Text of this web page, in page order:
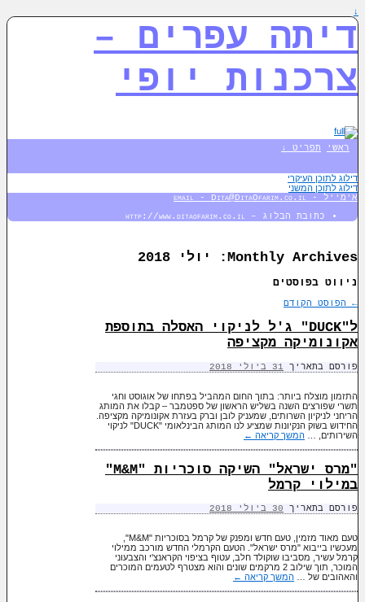
↓
דיתה עפרים –
צרכנות יופי
ראשי תפריט ↓
דילוג לתוכן העיקרי
דילוג לתוכן המשני
אימייל - email - Dita@DitaOfarim.co.il
כתובת הבלוג – http://www.ditaofarim.co.il
Monthly Archives: יולי 2018
ניווט בפוסטים
← הפוסט הקודם
ל"DUCK" ג'ל לניקוי האסלה בתוספת
אקונומיקה מקציפה
פורסם בתאריך 31 ביולי 2018
התזמון מוצלח ביותר: בתוך החום המהביל בפתחו של אוגוסט וחגי
תשרי שפורצים השנה בשליש הראשון של ספטמבר – קבלו את המותג
הריחני לניקיון השרותים, שמעניק לובן וברק בעזרת אקונומיקה מקציפה.
החידוש בשוק הנקיונות שמציע לנו המותג הבינלאומי "DUCK" לניקוי
השירותים, … המשך קריאה ←
"מרס ישראל" השיקה סוכריות "M&M"
במילוי קרמל
פורסם בתאריך 30 ביולי 2018
טעם מאוד מזמין, טעם חדש ומפנק של קרמל בסוכריות "M&M",
מעכשיו בייבוא "מרס ישראל". הטעם הקרמלי החדש מורכב ממילוי
קרמל עשיר, מסביבו שוקולד חלב, עטוף בציפוי הקראנצ'י והצבעוני
המוכר, תוך שילוב 2 מרקמים שונים והוא מצטרף לטעמים המוכרים
והאהובים של … המשך קריאה ←